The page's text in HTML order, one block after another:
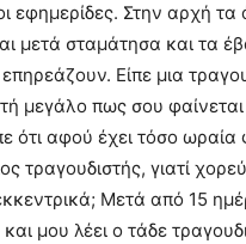
εφημερίδες. Στην αρχή τα
μετά σταμάτησα και τα
Είπε μια
μεγάλο πως σου
ότι αφού έχει τόσο ωραία
τραγουδιστής, γιατί
Μετά από 15
μου λέει ο τάδε